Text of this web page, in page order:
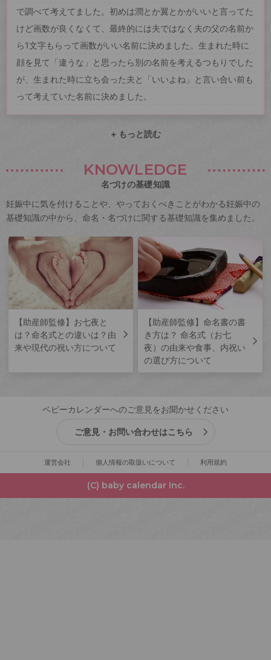
で調べて考えてました。初めは潤とか翼とかがいいと言ってた
けど画数が良くなくて、最終的には夫ではなく夫の父の名前か
ら1文字もらって画数がいい名前に決めました。生まれた時に
顔を見て「違うな」と思ったら別の名前を考えるつもりでした
が、生まれた時に立ち会った夫と「いいよね」と言い合い前も
って考えていた名前に決めました。
+ もっと読む
KNOWLEDGE
名づけの基礎知識
妊娠中に気を付けることや、やっておくべきことがわかる妊娠中の
基礎知識の中から、命名・名づけに関する基礎知識を集めました。
【助産師監修】お七夜と
は？命名式との違いは？由
来や現代の祝い方について
【助産師監修】命名書の書
き方は？ 命名式（お七
夜）の由来や食事、内祝い
の選び方について
ベビーカレンダーへのご意見をお聞かせください
ご意見・お問い合わせはこちら
運営会社 個人情報の取扱いについて 利用規約
(C) baby calendar Inc.